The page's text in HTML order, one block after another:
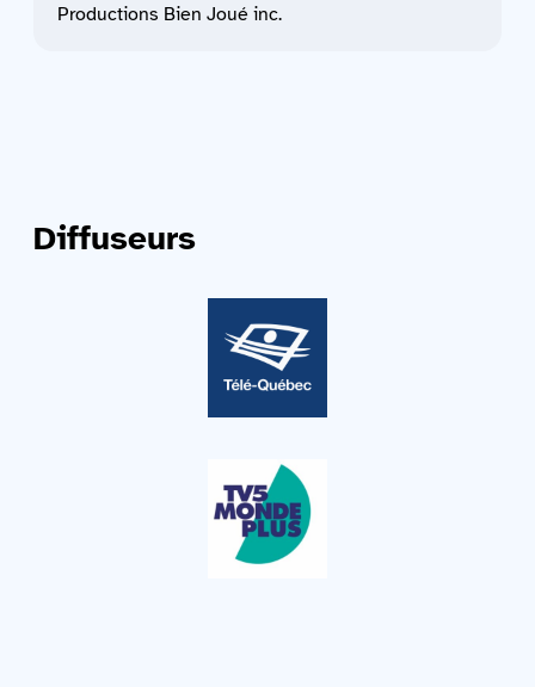
Productions Bien Joué inc.
Diffuseurs